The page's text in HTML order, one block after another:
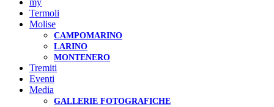
my
Termoli
Molise
CAMPOMARINO
LARINO
MONTENERO
Tremiti
Eventi
Media
GALLERIE FOTOGRAFICHE